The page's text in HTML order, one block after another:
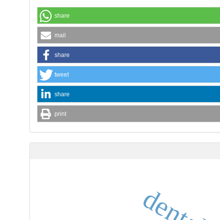
share
mail
share
tweet
share
print